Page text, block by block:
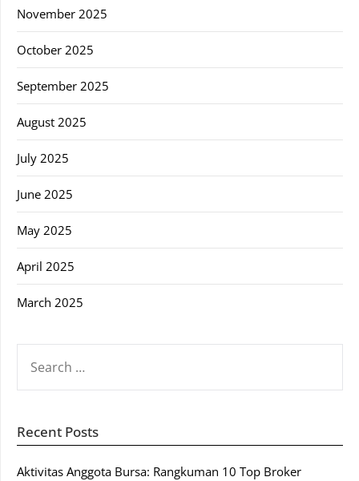
November 2025
October 2025
September 2025
August 2025
July 2025
June 2025
May 2025
April 2025
March 2025
FOR:
Recent Posts
Aktivitas Anggota Bursa: Rangkuman 10 Top Broker